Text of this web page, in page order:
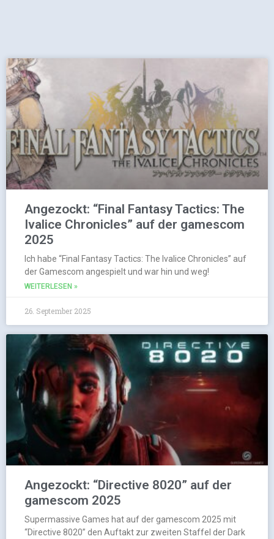
Angezockt: “Final Fantasy Tactics: The
Ivalice Chronicles” auf der gamescom
2025
Ich habe “Final Fantasy Tactics: The Ivalice Chronicles” auf
der Gamescom angespielt und war hin und weg!
WEITERLESEN »
26. September 2025
Angezockt: “Directive 8020” auf der
gamescom 2025
Supermassive Games hat auf der gamescom 2025 mit
“Directive 8020” den Auftakt zur zweiten Staffel der Dark